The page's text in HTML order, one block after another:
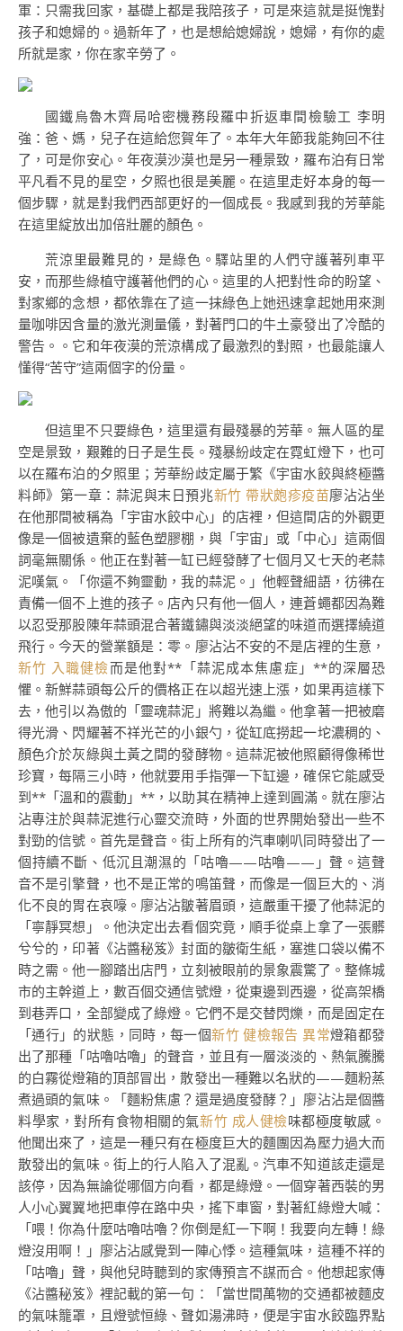
軍：只需我回家，基礎上都是我陪孩子，可是來這就是挺愧對
孩子和媳婦的。過新年了，也是想給媳婦說，媳婦，有你的處
所就是家，你在家辛勞了。
國鐵烏魯木齊局哈密機務段羅中折返車間檢驗工 李明
強：爸、媽，兒子在這給您賀年了。本年大年節我能夠回不往
了，可是你安心。年夜漠沙漠也是另一種景致，羅布泊有日常
平凡看不見的星空，夕照也很是美麗。在這里走好本身的每一
個步驟，就是對我們西部更好的一個成長。我感到我的芳華能
在這里綻放出加倍壯麗的顏色。
荒涼里最難見的，是綠色。驛站里的人們守護著列車平
安，而那些綠植守護著他們的心。這里的人把對性命的盼望、
對家鄉的念想，都依靠在了這一抹綠色上她迅速拿起她用來測
量咖啡因含量的激光測量儀，對著門口的牛土豪發出了冷酷的
警告。。它和年夜漠的荒涼構成了最激烈的對照，也最能讓人
懂得“苦守”這兩個字的份量。
但這里不只要綠色，這里還有最殘暴的芳華。無人區的星
空是景致，艱難的日子是生長。殘暴紛歧定在霓虹燈下，也可
以在羅布泊的夕照里；芳華紛歧定屬于繁《宇宙水餃與終極醬
料師》第一章：蒜泥與末日預兆新竹 帶狀皰疹疫苗廖沾沾坐
在他那間被稱為「宇宙水餃中心」的店裡，但這間店的外觀更
像是一個被遺棄的藍色塑膠棚，與「宇宙」或「中心」這兩個
詞毫無關係。他正在對著一缸已經發酵了七個月又七天的老蒜
泥嘆氣。「你還不夠靈動，我的蒜泥。」他輕聲細語，彷彿在
責備一個不上進的孩子。店內只有他一個人，連蒼蠅都因為難
以忍受那股陳年蒜頭混合著鐵鏽與淡淡絕望的味道而選擇繞道
飛行。今天的營業額是：零。廖沾沾不安的不是店裡的生意，
新竹 入職健檢而是他對**「蒜泥成本焦慮症」**的深層恐
懼。新鮮蒜頭每公斤的價格正在以超光速上漲，如果再這樣下
去，他引以為傲的「靈魂蒜泥」將難以為繼。他拿著一把被磨
得光滑、閃耀著不祥光芒的小銀勺，從缸底撈起一坨濃稠的、
顏色介於灰綠與土黃之間的發酵物。這蒜泥被他照顧得像稀世
珍寶，每隔三小時，他就要用手指彈一下缸邊，確保它能感受
到**「溫和的震動」**，以助其在精神上達到圓滿。就在廖沾
沾專注於與蒜泥進行心靈交流時，外面的世界開始發出一些不
對勁的信號。首先是聲音。街上所有的汽車喇叭同時發出了一
個持續不斷、低沉且潮濕的「咕嚕——咕嚕——」聲。這聲
音不是引擎聲，也不是正常的鳴笛聲，而像是一個巨大的、消
化不良的胃在哀嚎。廖沾沾皺著眉頭，這嚴重干擾了他蒜泥的
「寧靜冥想」。他決定出去看個究竟，順手從桌上拿了一張髒
兮兮的，印著《沾醬秘笈》封面的皺衛生紙，塞進口袋以備不
時之需。他一腳踏出店門，立刻被眼前的景象震驚了。整條城
市的主幹道上，數百個交通信號燈，從東邊到西邊，從高架橋
到巷弄口，全部變成了綠燈。它們不是交替閃爍，而是固定在
「通行」的狀態，同時，每一個新竹 健檢報告 異常燈箱都發
出了那種「咕嚕咕嚕」的聲音，並且有一層淡淡的、熱氣騰騰
的白霧從燈箱的頂部冒出，散發出一種難以名狀的——麵粉蒸
煮過頭的氣味。「麵粉焦慮？還是過度發酵？」廖沾沾是個醬
料學家，對所有食物相關的氣新竹 成人健檢味都極度敏感。
他聞出來了，這是一種只有在極度巨大的麵團因為壓力過大而
散發出的氣味。街上的行人陷入了混亂。汽車不知道該走還是
該停，因為無論從哪個方向看，都是綠燈。一個穿著西裝的男
人小心翼翼地把車停在路中央，搖下車窗，對著紅綠燈大喊：
「喂！你為什麼咕嚕咕嚕？你倒是紅一下啊！我要向左轉！綠
燈沒用啊！」廖沾沾感覺到一陣心悸。這種氣味，這種不祥的
「咕嚕」聲，與他兒時聽到的家傳預言不謀而合。他想起家傳
《沾醬秘笈》裡記載的第一句：「當世間萬物的交通都被麵皮
的氣味籠罩，且燈號恒綠、聲如湯沸時，便是宇宙水餃臨界點